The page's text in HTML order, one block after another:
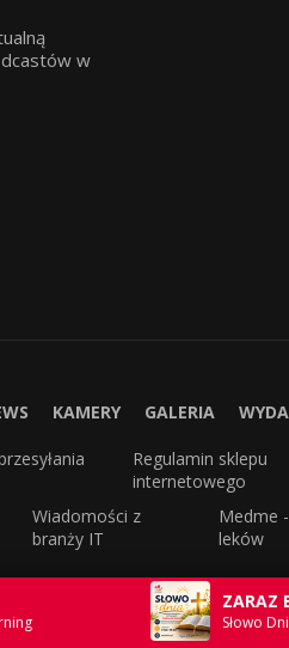
ZARAZ
Słowo
w
KAMERY GALERIA
Regulamin sklepu
internetowego
Wiadomości z
branży IT
Medme
leków